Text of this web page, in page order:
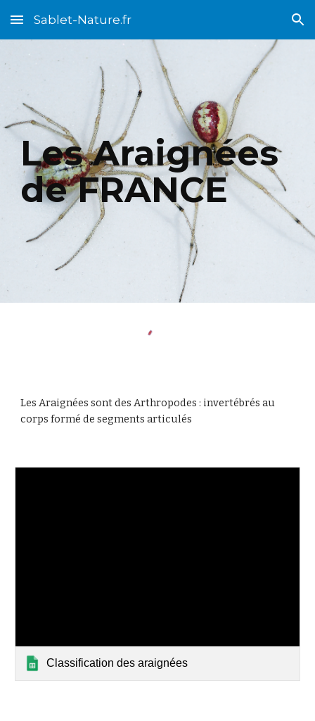
Skip to main content Skip to navigation
Sablet-Nature.fr
Les Araignées
de FRANCE
Les Araignées sont des Arthropodes : invertébrés au
corps formé de segments articulés
Classification des araignées